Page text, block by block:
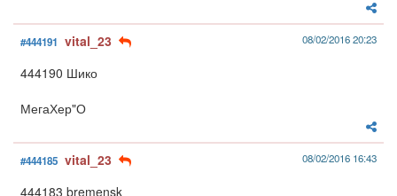
#444191 vital_23 08/02/2016 20:23
444190 Шико
МегаХер"О
#444185 vital_23 08/02/2016 16:43
444183 bremensk